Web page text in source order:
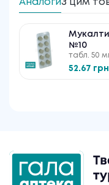
АналогиЗ цим
№10
табл. 50
52.67 грн